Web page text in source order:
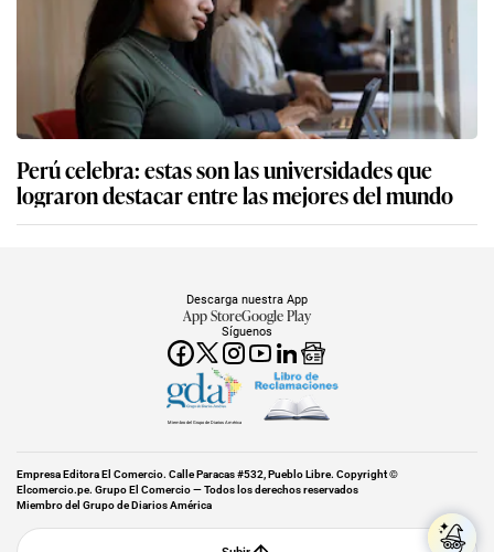
Perú celebra: estas son las universidades que
lograron destacar entre las mejores del mundo
Síguenos
Descarga nuestra App
App StoreGoogle Play
Miembro del Grupo de Diarios América
Empresa Editora El Comercio. Calle Paracas #532, Pueblo Libre. Copyright ©
Elcomercio.pe. Grupo El Comercio — Todos los derechos reservados
Miembro del Grupo de Diarios América